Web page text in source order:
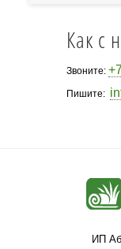
Как с
Звоните:
Пишите:
ИП